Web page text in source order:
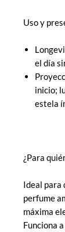
Uso y
el día
inicio;
estela
¿Para
Ideal para
perfume
máxima
Funciona